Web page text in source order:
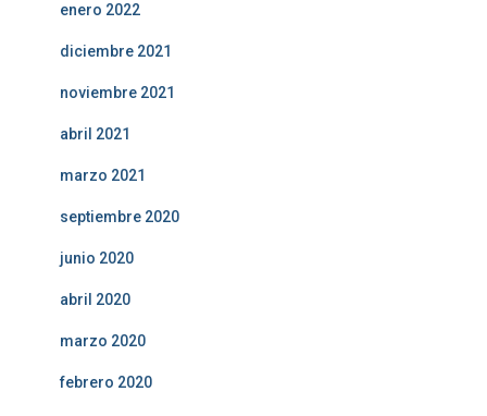
enero 2022
diciembre 2021
noviembre 2021
abril 2021
marzo 2021
septiembre 2020
junio 2020
abril 2020
marzo 2020
febrero 2020